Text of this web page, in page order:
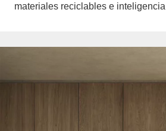
materiales reciclables e